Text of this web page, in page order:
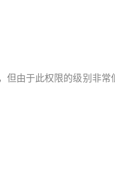
由于此权限的级别非